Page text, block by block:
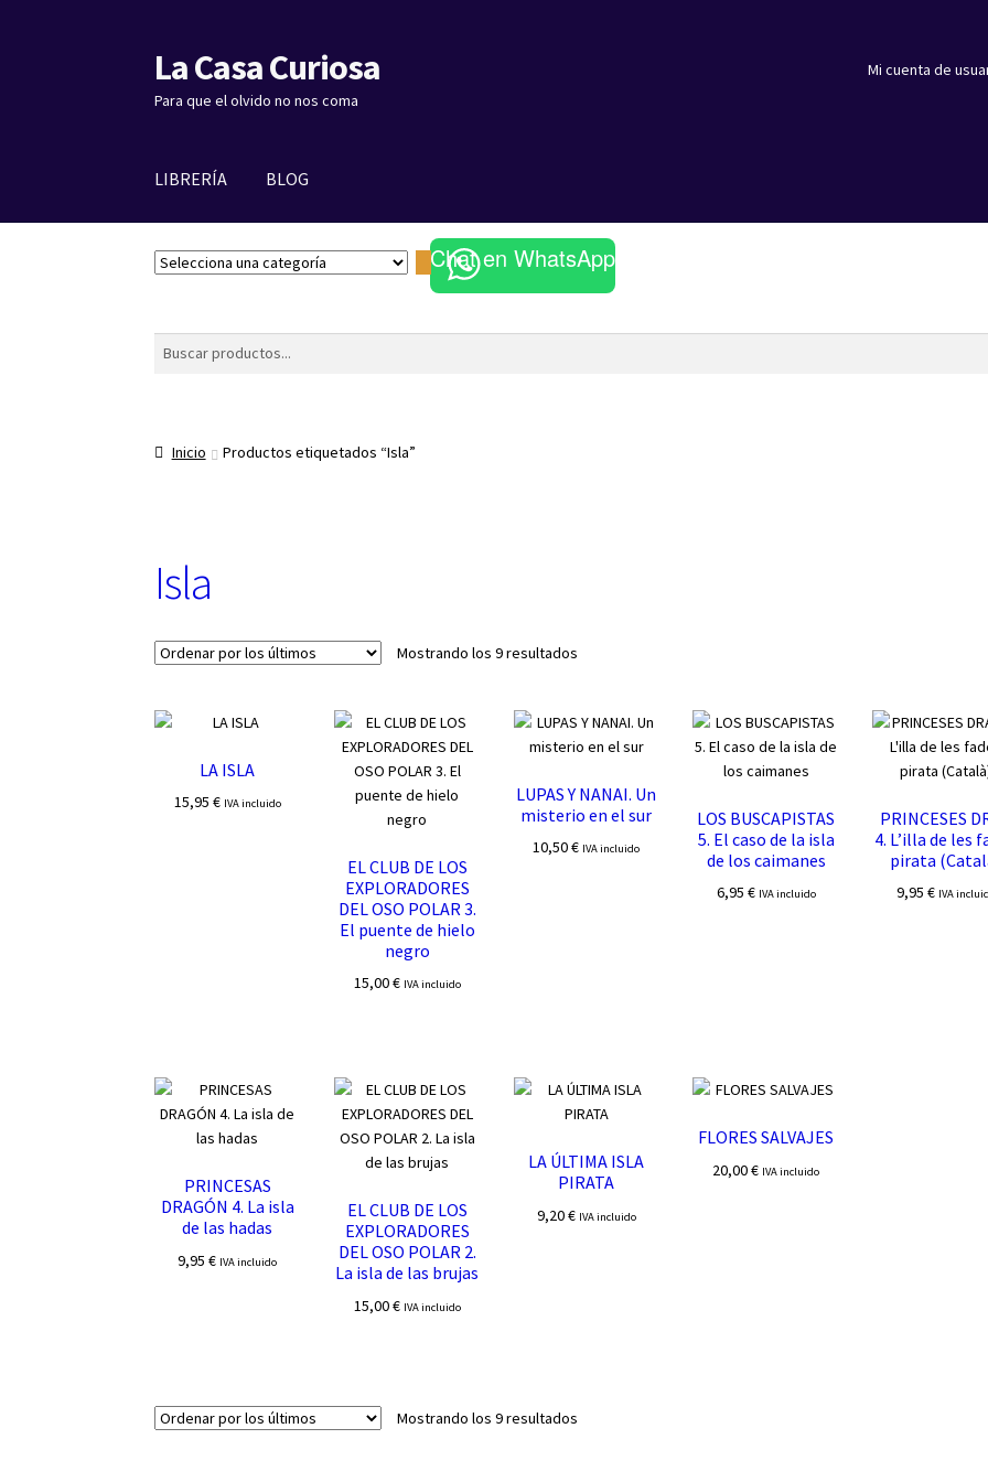
Ir
a
la
Ir
al
contenido
La Casa Curiosa
Para que el olvido no nos coma
Mi cuenta de
LIBRERÍA BLOG
S
e
n
a
e
r
Chat en WhatsApp
Buscar
Inicio Productos etiquetados “Isla”
Isla
Mostrando los 9 resultados
últimos
LA ISLA
15,95 € IVA incluido
EL CLUB DE LOS
EXPLORADORES
DEL OSO POLAR 3.
El puente de hielo
negro
15,00€ IVA incluido
LUPAS Y NANAI. Un
misterio en el sur
10,50€ IVA incluido
LOS BUSCAPISTAS
5. El caso de la isla
de los caimanes
6,95 € IVA incluido
PRINCESES
4. L’illa de les
pirata
9,95 € IVA
PRINCESAS
DRAGÓN 4. La isla
de las hadas
9,95€ IVA incluido
EL CLUB DE LOS
EXPLORADORES
DEL OSO POLAR 2.
La isla de las brujas
15,00€ IVA incluido
LA ÚLTIMA ISLA
PIRATA
9,20€ IVA incluido
FLORES SALVAJES
20,00€ IVA incluido
Mostrando los 9 resultados